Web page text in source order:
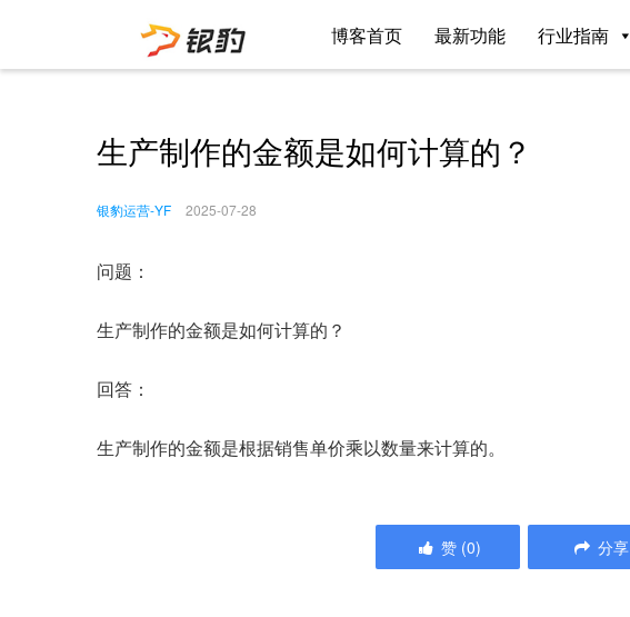
博客首页 最新功能 行业指南
生产制作的金额是如何计算的？
银豹运营-YF 2025-07-28
问题：
生产制作的金额是如何计算的？
回答：
生产制作的金额是根据销售单价乘以数量来计算的。
赞 (0) 分享